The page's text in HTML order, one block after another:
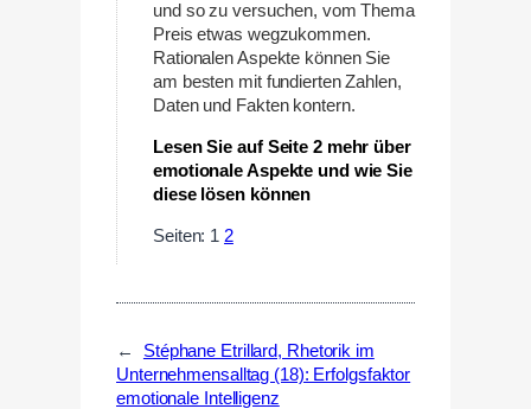
und so zu versuchen, vom Thema
Preis etwas wegzukommen.
Rationalen Aspekte können Sie
am besten mit fundierten Zahlen,
Daten und Fakten kontern.
Lesen Sie auf Seite 2 mehr über
emotionale Aspekte und wie Sie
diese lösen können
Seiten: 1 2
←
Stéphane Etrillard, Rhetorik im
Unternehmensalltag (18): Erfolgsfaktor
emotionale Intelligenz